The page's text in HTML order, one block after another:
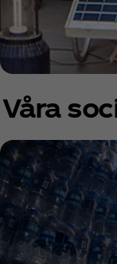
Våra